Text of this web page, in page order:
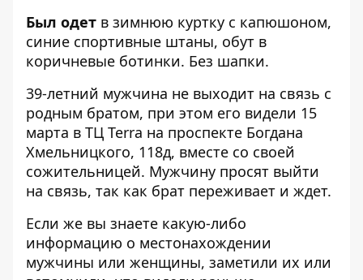
Был одет в зимнюю куртку с капюшоном,
синие спортивные штаны, обут в
коричневые ботинки. Без шапки.
39-летний мужчина не выходит на связь с
родным братом, при этом его видели 15
марта в ТЦ Terra на проспекте Богдана
Хмельницкого, 118д, вместе со своей
сожительницей. Мужчину просят выйти
на связь, так как брат переживает и ждет.
Если же вы знаете какую-либо
информацию о местонахождении
мужчины или женщины, заметили их или